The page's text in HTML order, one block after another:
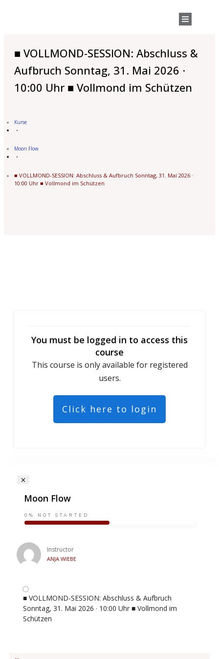
■ VOLLMOND-SESSION: Abschluss &
Aufbruch Sonntag, 31. Mai 2026 ·
10:00 Uhr ■ Vollmond im Schützen
Kurse
Moon Flow
■ VOLLMOND-SESSION: Abschluss & Aufbruch Sonntag, 31. Mai 2026 ·
10:00 Uhr ■ Vollmond im Schützen
You must be logged in to access this
course
This course is only available for registered
users.
Click here to login
Moon Flow
0% NOT STARTED
Instructor
ANJA WIEBE
■ VOLLMOND-SESSION: Abschluss & Aufbruch
Sonntag, 31. Mai 2026 · 10:00 Uhr ■ Vollmond im
Schützen